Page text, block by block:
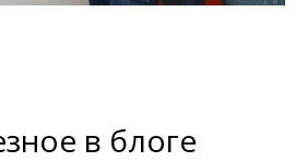
в блоге